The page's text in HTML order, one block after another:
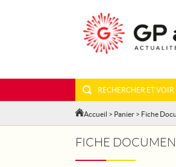
RECHERCHER ET VOIR
Accueil > Panier > Fiche
FICHE